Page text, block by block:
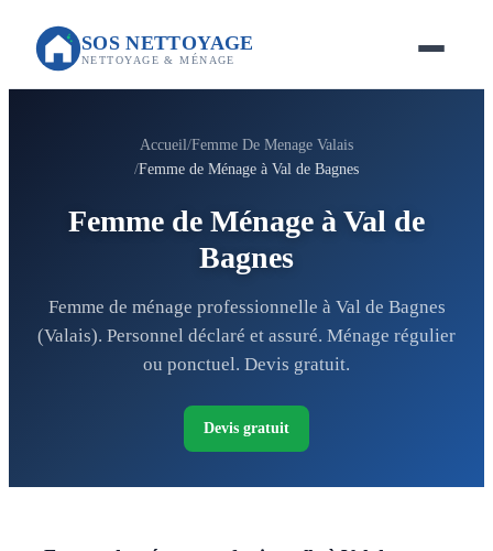
SOS NETTOYAGE
NETTOYAGE & MÉNAGE
Accueil Femme De Menage Valais
Femme de Ménage à Val de Bagnes
Femme de Ménage à Val de
Bagnes
Femme de ménage professionnelle à Val de Bagnes
(Valais). Personnel déclaré et assuré. Ménage régulier
ou ponctuel. Devis gratuit.
Devis gratuit